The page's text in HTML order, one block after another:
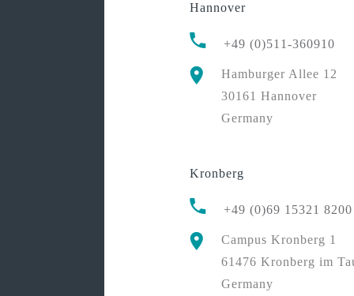
Hannover
+49 (0)511-360910
Hamburger Allee 12
30161 Hannover
Germany
Kronberg
+49 (0)69 15321 8200
Campus Kronberg 1
61476 Kronberg im
Germany